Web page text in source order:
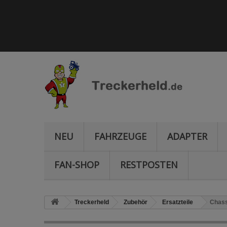
NEU FAHRZEUGE ADAPTER
FAN-SHOP RESTPOSTEN
Treckerheld Zubehör Ersatzteile